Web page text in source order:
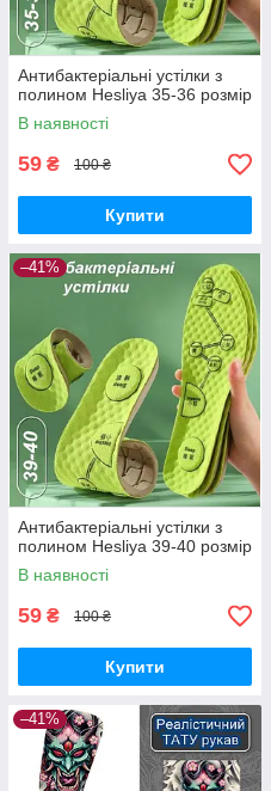
Антибактеріальні устілки з
полином Hesliya 35-36 розмір
В наявності
59 ₴ 100 ₴
Купити
–41%
Антибактеріальні устілки з
полином Hesliya 39-40 розмір
В наявності
59 ₴ 100 ₴
Купити
–41%